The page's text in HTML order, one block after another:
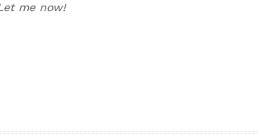
me now!